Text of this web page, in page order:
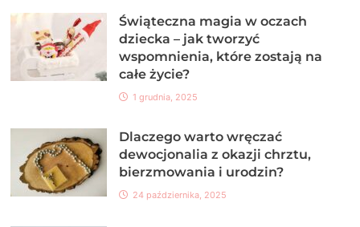
Świąteczna magia w oczach
dziecka – jak tworzyć
wspomnienia, które zostają na
całe życie?
1 grudnia, 2025
Dlaczego warto wręczać
dewocjonalia z okazji chrztu,
bierzmowania i urodzin?
24 października, 2025